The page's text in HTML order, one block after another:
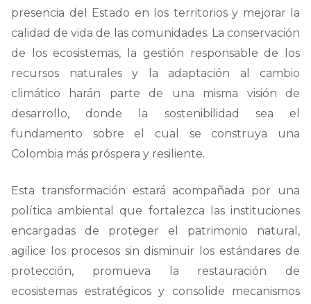
presencia del Estado en los territorios y mejorar la
calidad de vida de las comunidades. La conservación
de los ecosistemas, la gestión responsable de los
recursos naturales y la adaptación al cambio
climático harán parte de una misma visión de
desarrollo, donde la sostenibilidad sea el
fundamento sobre el cual se construya una
Colombia más próspera y resiliente.
Esta transformación estará acompañada por una
política ambiental que fortalezca las instituciones
encargadas de proteger el patrimonio natural,
agilice los procesos sin disminuir los estándares de
protección, promueva la restauración de
ecosistemas estratégicos y consolide mecanismos